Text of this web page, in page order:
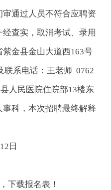
通过人员不符合应聘资
查实，取消考试、录用
金县金山大道西163号
联系电话：王老师 0762
人民医院住院部13楼东
科，本次招聘最终解释
日
下载报名表！